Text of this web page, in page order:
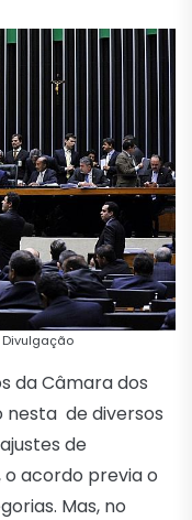
da Câmara dos
nesta de diversos
de
acordo previa o
Mas, no